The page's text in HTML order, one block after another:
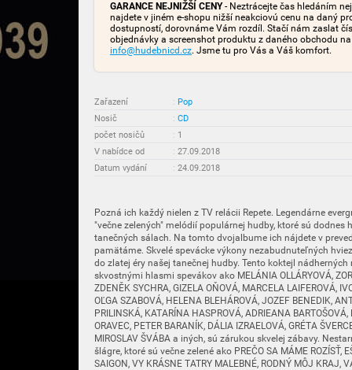
GARANCE NEJNIŽŠÍ CENY- Neztrácejte čas hledáním
najdete v jiném e-shopu nižší neakciovú cenu na daný
dostupností, dorovnáme Vám rozdíl. Stačí nám zaslat
objednávky a screenshot produktu z daného obchodu
info@hudebnicd.cz. Jsme tu pro Vás a Váš komfort.
Zařazení : Pop
Nosič
: CD
počet nosičů
: 1
V nabídce od
: 27.09.2018
Datum vydání
: 24.09.2018
Pozná ich každý nielen z TV relácii Repete. Legendárne
"večne zelených" melódií populárnej hudby, ktoré sú dodnes
tanečných sálach. Na tomto dvojalbume ich nájdete v
pamätáme. Skvelé spevácke výkony nezabudnuteľných
do zlatej éry našej tanečnej hudby. Tento koktejl nádherných
skvostnými hlasmi spevákov ako MELÁNIA OLLÁRYOVÁ,
ZDENĚK SYCHRA, GIZELA OŇOVÁ, MARCELA LAIFEROVÁ,
OĽGA SZABOVÁ, HELENA BLEHÁROVÁ, JOZEF BENEDIK,
PRILINSKÁ, KATARÍNA HASPROVÁ, ADRIEANA BARTOŠOVÁ,
ORAVEC, PETER BARANÍK, DÁLIA IZRAELOVÁ, GRÉTA
MIROSLAV ŠVÁBA a iných, sú zárukou skvelej zábavy.
šlágre, ktoré sú večne zelené ako PREČO SA MÁME ROZÍSŤ,
SAIGON, VY KRÁSNE TATRY MALEBNÉ, RODNÝ MÔJ KRAJ,